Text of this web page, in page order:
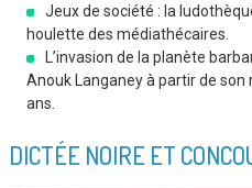
Jeux de société : la
houlette des médiathécaires.
L’invasion de la planète
Anouk Langaney à partir de
ans.
DICTÉE NOIRE ET